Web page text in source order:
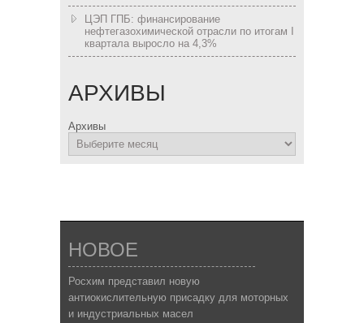
ЦЭП ГПБ: финансирование
нефтегазохимической отрасли по итогам I
квартала выросло на 4,3%
АРХИВЫ
Архивы
НОВОЕ
Росхим представил новую
антиокислительную присадку для моторных
и индустриальных масел